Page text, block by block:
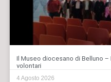
Il Museo diocesano di Belluno
volontari
4 Agosto 2026